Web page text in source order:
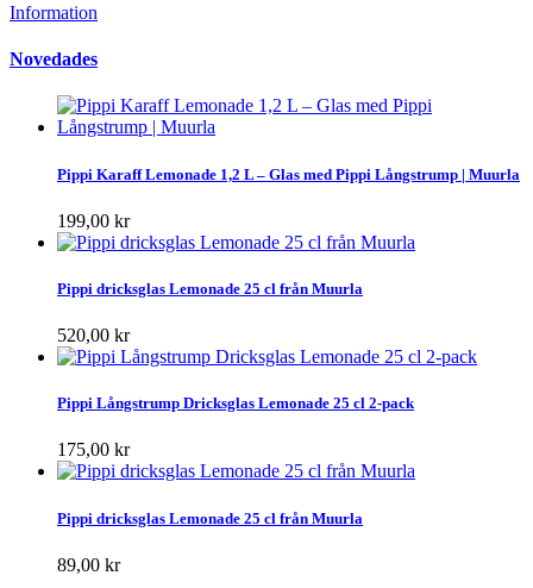
Information
Novedades
Pippi Karaff Lemonade 1,2 L – Glas med Pippi Långstrump | Muurla
199,00 kr
Pippi dricksglas Lemonade 25 cl från Muurla
520,00 kr
Pippi Långstrump Dricksglas Lemonade 25 cl 2-pack
175,00 kr
Pippi dricksglas Lemonade 25 cl från Muurla
89,00 kr